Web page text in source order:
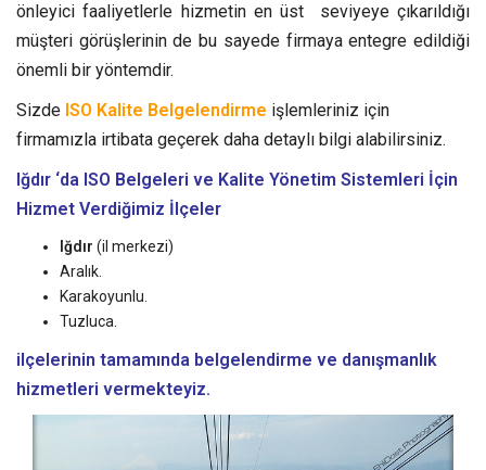
önleyici faaliyetlerle hizmetin en üst seviyeye çıkarıldığı
müşteri görüşlerinin de bu sayede firmaya entegre edildiği
önemli bir yöntemdir.
Sizde ISO Kalite Belgelendirme işlemleriniz için
firmamızla irtibata geçerek daha detaylı bilgi alabilirsiniz.
Iğdır ‘da ISO Belgeleri ve Kalite Yönetim Sistemleri İçin
Hizmet Verdiğimiz İlçeler
Iğdır (il merkezi)
Aralık.
Karakoyunlu.
Tuzluca.
ilçelerinin tamamında belgelendirme ve danışmanlık
hizmetleri vermekteyiz.